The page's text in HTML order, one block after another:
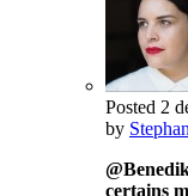
Posted 2
by
certains